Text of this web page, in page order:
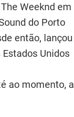
Weeknd em
do Porto
então, lançou
Unidos
ao momento, a